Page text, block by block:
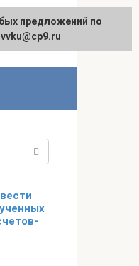
English
предложений по